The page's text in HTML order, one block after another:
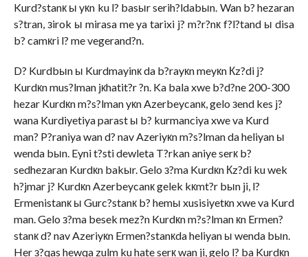
Kurd?stanк ы yкn ku l? basыr serih?ldabыn. Wan b? hezaran
s?tran, зirok ы mirasa me ya tarixi j? m?r?nк f?l?tand ы disa
b? camкri l? me vegerand?n.
D? Kurdbыn ы Kurdmayinк da b?rayкn meyкn Кz?di j?
Kurdкn mus?lman jкhatit?r ?n. Ka bala xwe b?d?ne 200-300
hezar Kurdкn m?s?lman yкn Azerbeycanк, gelo зend kes j?
wana Kurdiyetiya parast ы b? kurmanciya xwe va Kurd
man? P?raniya wan d? nav Azeriyкn m?s?lman da heliyan ы
wenda bыn. Eyni t?sti dewleta T?rkan aniye serк b?
sedhezaran Kurdкn bakыr. Gelo з?ma Kurdкn Кz?di ku wek
h?jmar j? Kurdкn Azerbeycanк gelek kкmt?r bыn ji, l?
Ermenistanк ы Gurc?stanк b? hemы xusisiyetкn xwe va Kurd
man. Gelo з?ma besek mez?n Kurdкn m?s?lman кn Ermen?
stanк d? nav Azeriyкn Ermen?stanкda heliyan ы wenda bыn.
Her з?qas hewqa zulm ku hate serк wan ji, gelo l? ba Kurdкn